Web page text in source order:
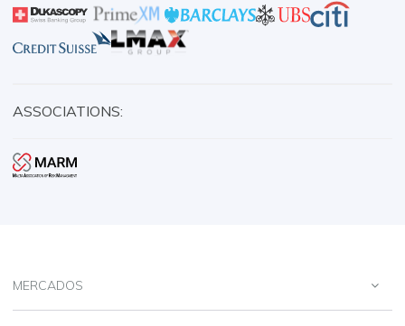
ASSOCIATIONS:
MERCADOS